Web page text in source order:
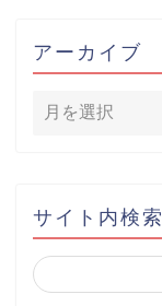
アーカイブ
サイト内検索